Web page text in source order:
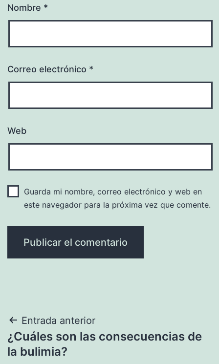
Nombre *
Correo electrónico *
Web
Guarda mi nombre, correo electrónico y web en
este navegador para la próxima vez que comente.
Navegación
de
Entrada anterior
¿Cuáles son las consecuencias de
la bulimia?